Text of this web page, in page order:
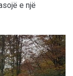
e një